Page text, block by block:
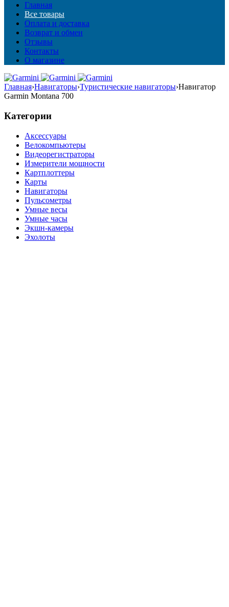
Главная
Все товары
Оплата и доставка
Возврат и обмен
Отзывы
Контакты
О магазине
Главная›Навигаторы›Туристические навигаторы›Навигатор
Garmin Montana 700
Категории
Аксессуары
Велокомпьютеры
Видеорегистраторы
Измерители мощности
Картплоттеры
Карты
Навигаторы
Пульсометры
Умные весы
Умные часы
Экшн-камеры
Эхолоты